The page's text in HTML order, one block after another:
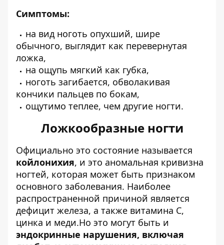
Симптомы:
на вид ноготь опухший, шире
обычного, выглядит как перевернутая
ложка,
на ощупь мягкий как губка,
ноготь загибается, обволакивая
кончики пальцев по бокам,
ощутимо теплее, чем другие ногти.
Ложкообразные ногти
Официально это состояние называется
койлонихия, и это аномальная кривизна
ногтей, которая может быть признаком
основного заболевания. Наиболее
распространенной причиной является
дефицит железа, а также витамина С,
цинка и меди.Но это могут быть и
эндокринные нарушения, включая